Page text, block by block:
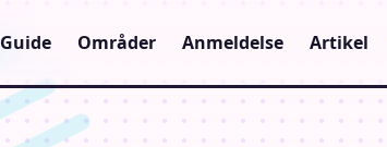
Guide Områder Anmeldelse Artikel